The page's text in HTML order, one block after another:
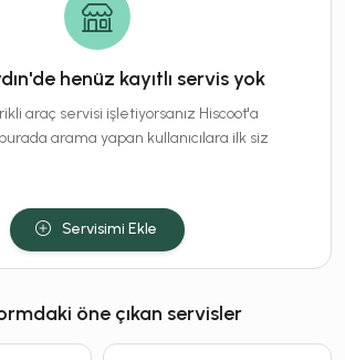
henüz kayıtlı servis yok
araç servisi işletiyorsanız Hiscoot'a
arama yapan kullanıcılara ilk siz
Servisimi Ekle
öne çıkan servisler